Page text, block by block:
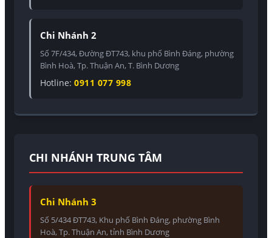
Chi Nhánh 2
Số 7F/434, Đường ĐT743, khu phố Bình Đáng, phường
Bình Hoà, Tp. Thuận An, T. Bình Dương
Hotline: 0911 077 998
CHI NHÁNH TRUNG TÂM
Chi Nhánh 3
Số 5/434 ĐT743, Khu phố Bình Đáng, phường Bình
Hoà, Tp. Thuận An, tỉnh Bình Dương